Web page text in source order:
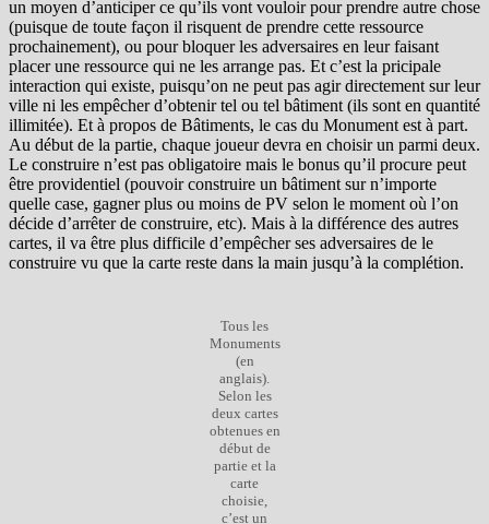
un moyen d’anticiper ce qu’ils vont vouloir pour prendre autre chose
(puisque de toute façon il risquent de prendre cette ressource
prochainement), ou pour bloquer les adversaires en leur faisant
placer une ressource qui ne les arrange pas. Et c’est la pricipale
interaction qui existe, puisqu’on ne peut pas agir directement sur leur
ville ni les empêcher d’obtenir tel ou tel bâtiment (ils sont en quantité
illimitée). Et à propos de Bâtiments, le cas du Monument est à part.
Au début de la partie, chaque joueur devra en choisir un parmi deux.
Le construire n’est pas obligatoire mais le bonus qu’il procure peut
être providentiel (pouvoir construire un bâtiment sur n’importe
quelle case, gagner plus ou moins de PV selon le moment où l’on
décide d’arrêter de construire, etc). Mais à la différence des autres
cartes, il va être plus difficile d’empêcher ses adversaires de le
construire vu que la carte reste dans la main jusqu’à la complétion.
Tous les
Monuments
(en
anglais).
Selon les
deux cartes
obtenues en
début de
partie et la
carte
choisie,
c’est un